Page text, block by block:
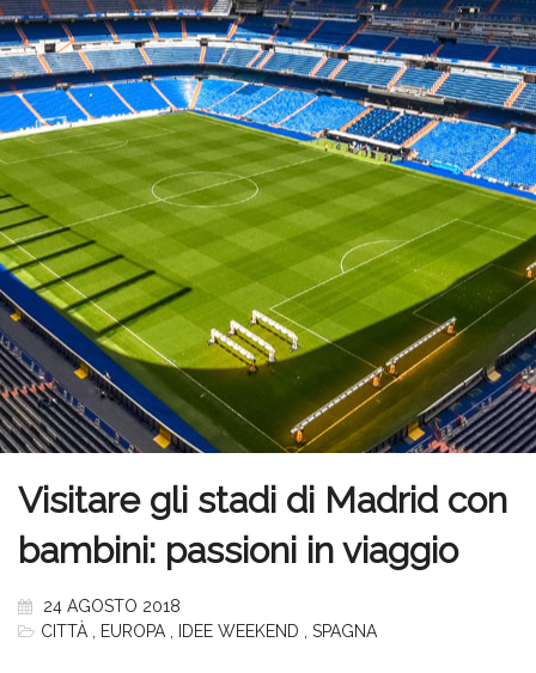
Visitare gli stadi di Madrid con
bambini: passioni in viaggio
24 AGOSTO 2018
CITTÀ
EUROPA IDEE WEEKEND SPAGNA